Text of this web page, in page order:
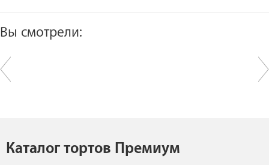
Вы смотрели:
Каталог тортов Премиум